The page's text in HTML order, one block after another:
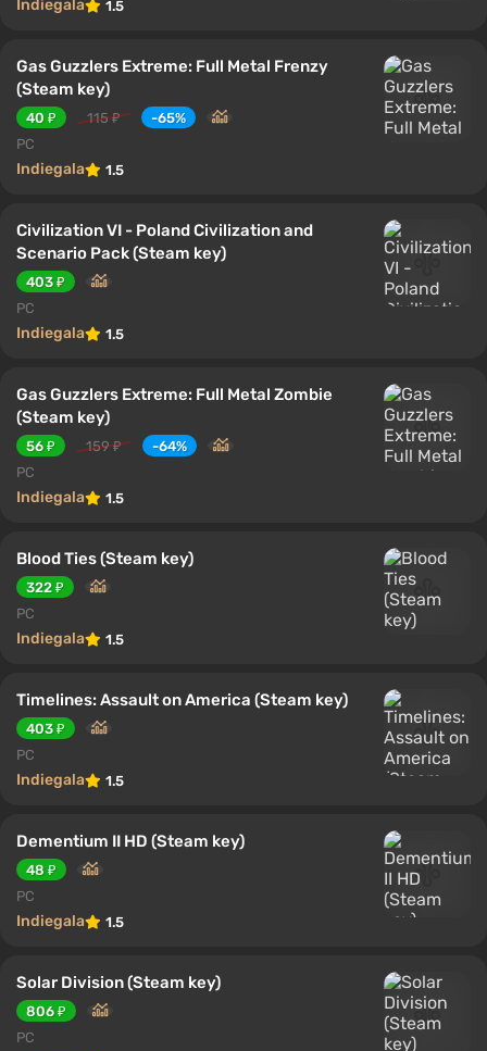
Indiegala 1.5
Gas Guzzlers Extreme: Full Metal Frenzy
(Steam key)
40 ₽ 115 ₽
-65%
PC
Indiegala 1.5
Civilization VI - Poland Civilization and
Scenario Pack (Steam key)
403 ₽
PC
Indiegala 1.5
Gas Guzzlers Extreme: Full Metal Zombie
(Steam key)
56 ₽ 159 ₽
-64%
PC
Indiegala 1.5
Blood Ties (Steam key)
322 ₽
PC
Indiegala 1.5
Timelines: Assault on America (Steam key)
403 ₽
PC
Indiegala 1.5
Dementium II HD (Steam key)
48 ₽
PC
Indiegala 1.5
Solar Division (Steam key)
806 ₽
PC